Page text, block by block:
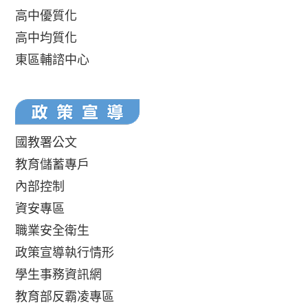
高中優質化
高中均質化
東區輔諮中心
國教署公文
教育儲蓄專戶
內部控制
資安專區
職業安全衛生
政策宣導執行情形
學生事務資訊網
教育部反霸凌專區